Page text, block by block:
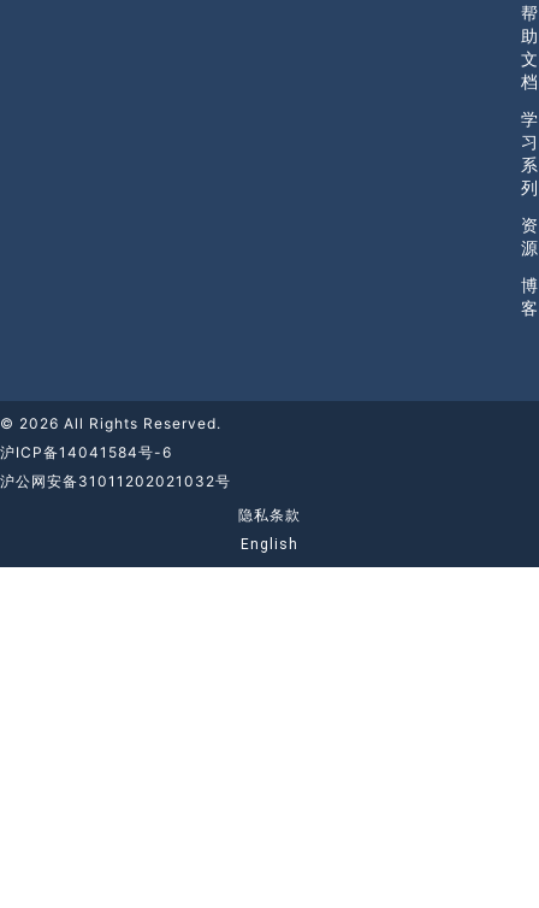
帮
助
文
档
学
习
系
列
资
源
博
客
© 2026 All Rights Reserved.
沪ICP备14041584号-6
沪公网安备31011202021032号
隐私条款
English